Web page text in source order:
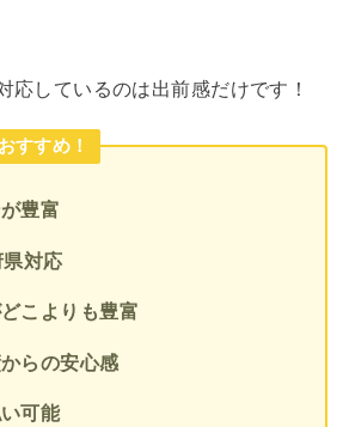
応しているのは出前感だけです！
すすめ！
豊富
対応
こよりも豊富
らの安心感
可能